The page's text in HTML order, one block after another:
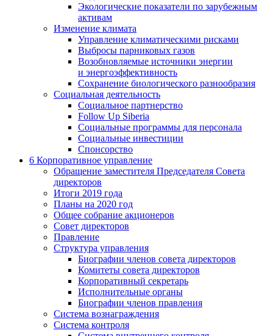
Экологические показатели по зарубежным
активам
Изменение климата
Управление климатическими рисками
Выбросы парниковых газов
Возобновляемые источники энергии
и энергоэффективность
Сохранение биологического разнообразия
Социальная деятельность
Социальное партнерство
Follow Up Siberia
Социальные программы для персонала
Социальные инвестиции
Спонсорство
6 Корпоративное управление
Обращение заместителя Председателя Совета
директоров
Итоги 2019 года
Планы на 2020 год
Общее собрание акционеров
Совет директоров
Правление
Структура управления
Биографии членов совета директоров
Комитеты совета директоров
Корпоративный секретарь
Исполнительные органы
Биографии членов правления
Система вознаграждения
Система контроля